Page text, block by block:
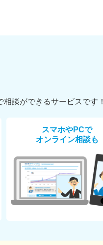
談ができるサービスです！
スマホやPCで
オンライン相談も